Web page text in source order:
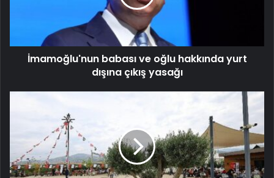
İmamoğlu'nun babası ve oğlu hakkında yurt
dışına çıkış yasağı